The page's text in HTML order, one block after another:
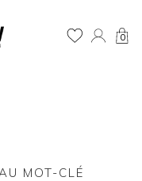
0
MOT-CLÉ